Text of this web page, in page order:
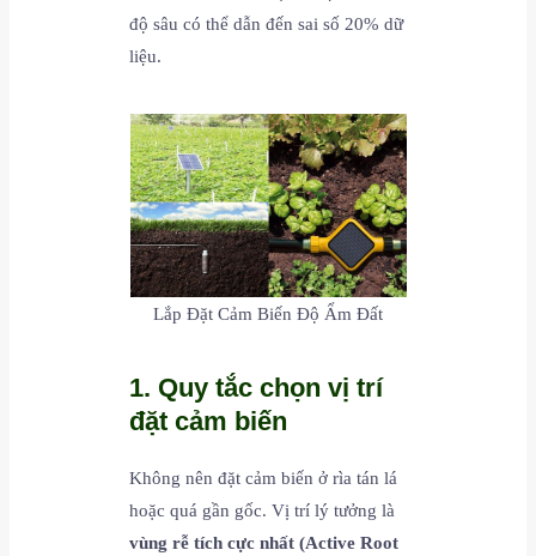
độ sâu có thể dẫn đến sai số 20% dữ
liệu.
Lắp Đặt Cảm Biến Độ Ẩm Đất
1. Quy tắc chọn vị trí
đặt cảm biến
Không nên đặt cảm biến ở rìa tán lá
hoặc quá gần gốc. Vị trí lý tưởng là
vùng rễ tích cực nhất (Active Root